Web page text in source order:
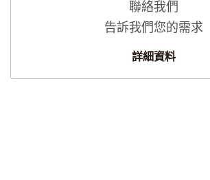
聯絡我們
告訴我們您的需求
詳細資料